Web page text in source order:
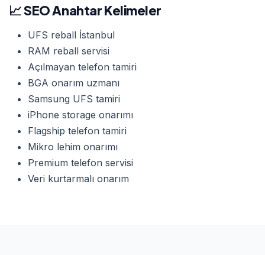
📈 SEO Anahtar Kelimeler
UFS reball İstanbul
RAM reball servisi
Açılmayan telefon tamiri
BGA onarım uzmanı
Samsung UFS tamiri
iPhone storage onarımı
Flagship telefon tamiri
Mikro lehim onarımı
Premium telefon servisi
Veri kurtarmalı onarım